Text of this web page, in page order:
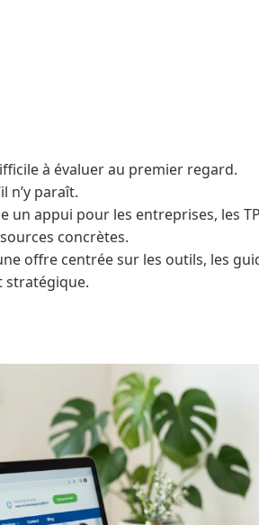
à évaluer au premier regard.
n’y paraît.
appui pour les entreprises, les
concrètes.
offre centrée sur les outils, les
stratégique.